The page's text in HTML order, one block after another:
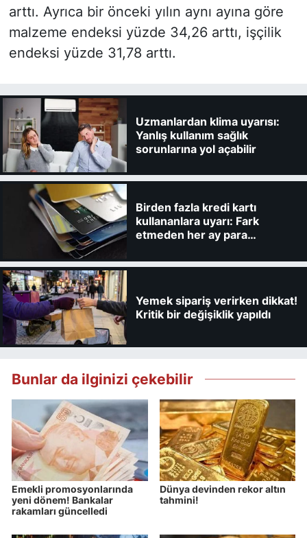
arttı. Ayrıca bir önceki yılın aynı ayına göre
malzeme endeksi yüzde 34,26 arttı, işçilik
endeksi yüzde 31,78 arttı.
Uzmanlardan klima uyarısı:
Yanlış kullanım sağlık
sorunlarına yol açabilir
Birden fazla kredi kartı
kullananlara uyarı: Fark
etmeden her ay para
Yemek sipariş verirken dikkat!
Kritik bir değişiklik yapıldı
Bunlar da ilginizi çekebilir
Emekli promosyonlarında
yeni dönem! Bankalar
rakamları güncelledi
Dünya devinden rekor altın
tahmini!